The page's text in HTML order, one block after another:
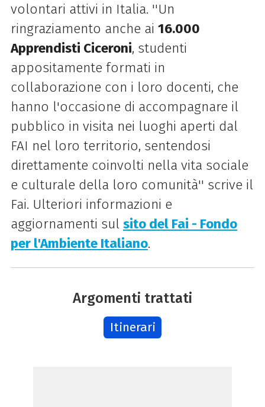
volontari attivi in Italia. ''Un
ringraziamento anche ai 16.000
Apprendisti Ciceroni, studenti
appositamente formati in
collaborazione con i loro docenti, che
hanno l'occasione di accompagnare il
pubblico in visita nei luoghi aperti dal
FAI nel loro territorio, sentendosi
direttamente coinvolti nella vita sociale
e culturale della loro comunità'' scrive il
Fai. Ulteriori informazioni e
aggiornamenti sul sito del Fai - Fondo
per l'Ambiente Italiano.
Argomenti trattati
Itinerari